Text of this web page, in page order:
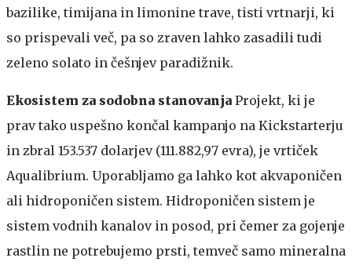
bazilike, timijana in limonine trave, tisti vrtnarji, ki
so prispevali več, pa so zraven lahko zasadili tudi
zeleno solato in češnjev paradižnik.
Ekosistem za sodobna stanovanja Projekt, ki je
prav tako uspešno končal kampanjo na Kickstarterju
in zbral 153.537 dolarjev (111.882,97 evra), je vrtiček
Aqualibrium. Uporabljamo ga lahko kot akvaponičen
ali hidroponičen sistem. Hidroponičen sistem je
sistem vodnih kanalov in posod, pri čemer za gojenje
rastlin ne potrebujemo prsti, temveč samo mineralna